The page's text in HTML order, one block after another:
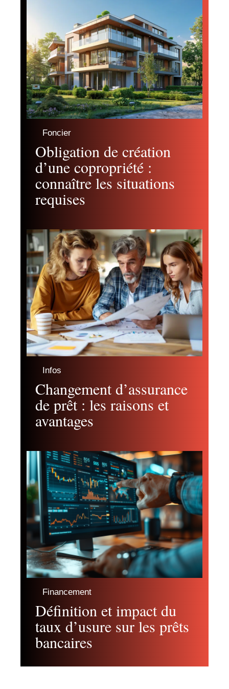
Foncier
Obligation de création
d’une copropriété :
connaître les situations
requises
Infos
Changement d’assurance
de prêt : les raisons et
avantages
Financement
Définition et impact du
taux d’usure sur les prêts
bancaires